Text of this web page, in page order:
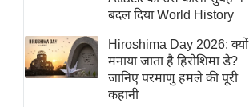
मनोरंजन जगत
बॉलीवुड
हॉलीवुड
फिल्म समीक्षा
बदल दिया World History
Hiroshima Day 2026: क्यों
मनाया जाता है हिरोशिमा डे?
जानिए परमाणु हमले की पूरी
कहानी